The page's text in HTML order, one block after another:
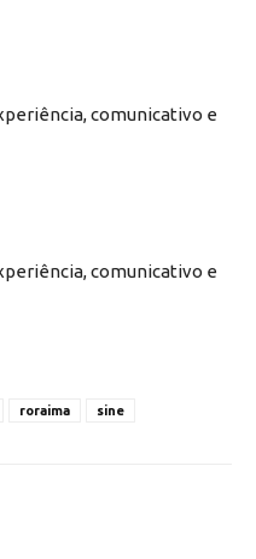
comunicativo e
comunicativo e
roraima sine